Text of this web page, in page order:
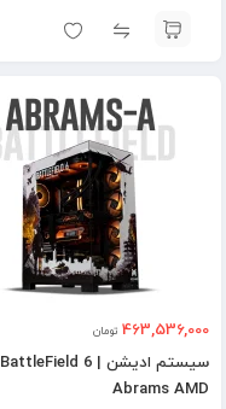
463,536,000 تومان
سیستم ادیشن | BattleField 6
Abrams AMD